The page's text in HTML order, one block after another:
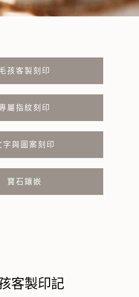
孩客製刻印
屬指紋刻印
字與圖案刻印
寶石鑲嵌
客製印記